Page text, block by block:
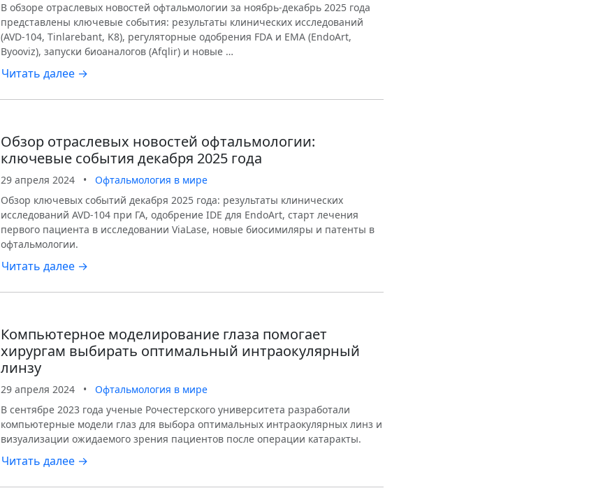
В обзоре отраслевых новостей офтальмологии за ноябрь-декабрь 2025 года
представлены ключевые события: результаты клинических исследований
(AVD-104, Tinlarebant, K8), регуляторные одобрения FDA и EMA (EndoArt,
Byooviz), запуски биоаналогов (Afqlir) и новые …
Читать далее →
Обзор отраслевых новостей офтальмологии:
ключевые события декабря 2025 года
29 апреля 2024 •
Офтальмология в мире
Обзор ключевых событий декабря 2025 года: результаты клинических
исследований AVD-104 при ГА, одобрение IDE для EndoArt, старт лечения
первого пациента в исследовании ViaLase, новые биосимиляры и патенты в
офтальмологии.
Читать далее →
Компьютерное моделирование глаза помогает
хирургам выбирать оптимальный интраокулярный
линзу
29 апреля 2024 •
Офтальмология в мире
В сентябре 2023 года ученые Рочестерского университета разработали
компьютерные модели глаз для выбора оптимальных интраокулярных линз и
визуализации ожидаемого зрения пациентов после операции катаракты.
Читать далее →